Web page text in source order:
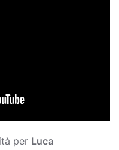
per Luca